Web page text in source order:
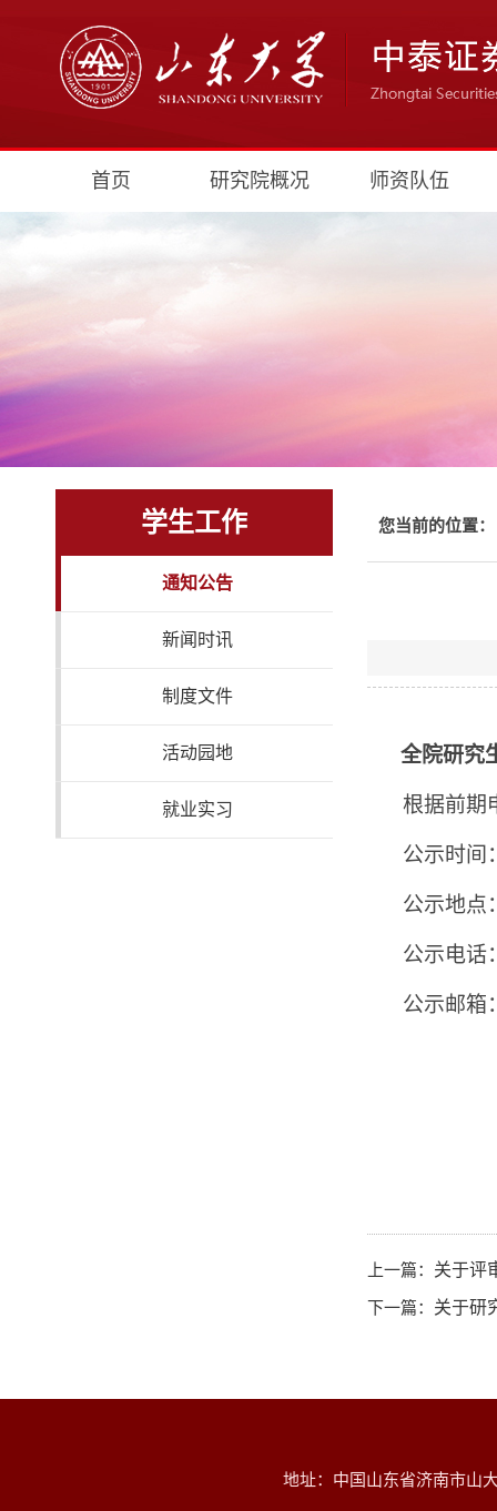
首页 研究院概况 师资队伍
学生工作
通知公告
新闻时讯
制度文件
活动园地
就业实习
您当前的位置：
全院研究
根据前期
公示时间
公示地点
公示电话
公示邮箱
上一篇： 关于评
下一篇： 关于研
地址：中国山东省济南市山